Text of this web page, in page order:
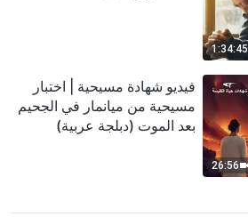
1:34:45
26:56
فيديو شهادة مسيحية | اختبار
مسيحية من ميانمار في الجحيم
بعد الموت (دبلجة عربية)